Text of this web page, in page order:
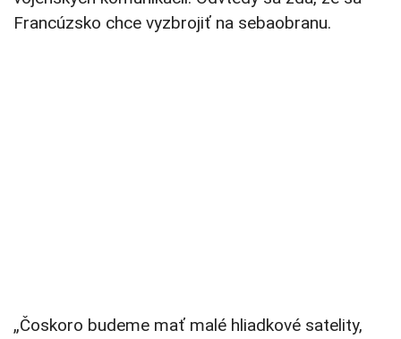
Francúzsko chce vyzbrojiť na sebaobranu.
„Čoskoro budeme mať malé hliadkové satelity,